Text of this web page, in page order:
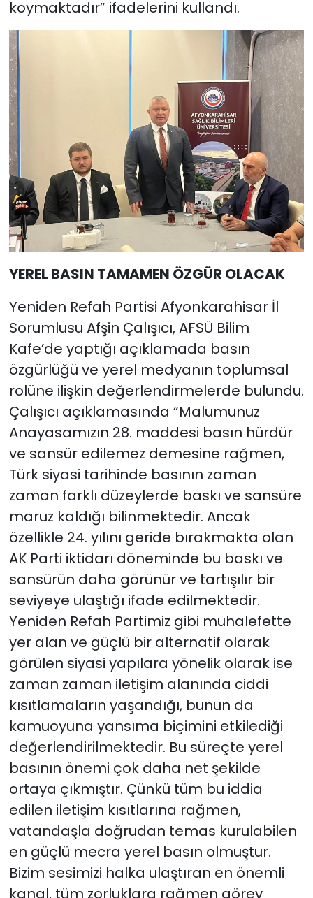
koymaktadır” ifadelerini kullandı.
YEREL BASIN TAMAMEN ÖZGÜR OLACAK
Yeniden Refah Partisi Afyonkarahisar İl
Sorumlusu Afşin Çalışıcı, AFSÜ Bilim
Kafe’de yaptığı açıklamada basın
özgürlüğü ve yerel medyanın toplumsal
rolüne ilişkin değerlendirmelerde bulundu.
Çalışıcı açıklamasında “Malumunuz
Anayasamızın 28. maddesi basın hürdür
ve sansür edilemez demesine rağmen,
Türk siyasi tarihinde basının zaman
zaman farklı düzeylerde baskı ve sansüre
maruz kaldığı bilinmektedir. Ancak
özellikle 24. yılını geride bırakmakta olan
AK Parti iktidarı döneminde bu baskı ve
sansürün daha görünür ve tartışılır bir
seviyeye ulaştığı ifade edilmektedir.
Yeniden Refah Partimiz gibi muhalefette
yer alan ve güçlü bir alternatif olarak
görülen siyasi yapılara yönelik olarak ise
zaman zaman iletişim alanında ciddi
kısıtlamaların yaşandığı, bunun da
kamuoyuna yansıma biçimini etkilediği
değerlendirilmektedir. Bu süreçte yerel
basının önemi çok daha net şekilde
ortaya çıkmıştır. Çünkü tüm bu iddia
edilen iletişim kısıtlarına rağmen,
vatandaşla doğrudan temas kurulabilen
en güçlü mecra yerel basın olmuştur.
Bizim sesimizi halka ulaştıran en önemli
kanal, tüm zorluklara rağmen görev